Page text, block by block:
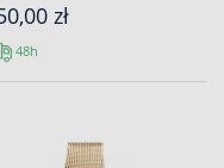
zł
48h